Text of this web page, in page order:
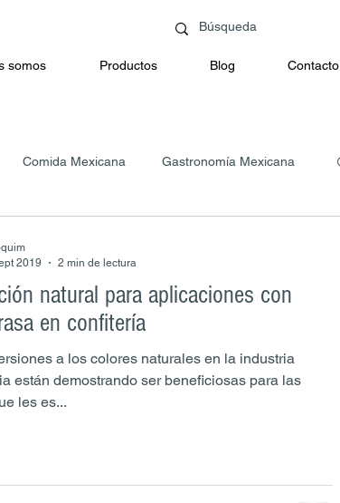
somos Productos Blog Contacto
Comida Mexicana Gastronomía Mexicana
natural para aplicaciones con
en confitería
a los colores naturales en la industria
están demostrando ser beneficiosas para las
les es...
2019
2 min de lectura